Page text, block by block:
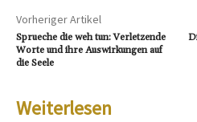
Vorheriger Artikel
Sprueche die weh tun: Verletzende
Worte und ihre Auswirkungen auf
die Seele
Weiterlesen